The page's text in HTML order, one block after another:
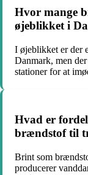
Hvor mange
øjeblikket i
I øjeblikket er der
Danmark, men
stationer for at
Hvad er
brændstof til
Brint som
producerer